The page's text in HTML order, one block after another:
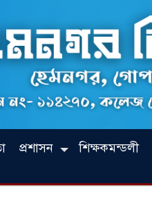
প্রশাসন শিক্ষকমন্ডলী